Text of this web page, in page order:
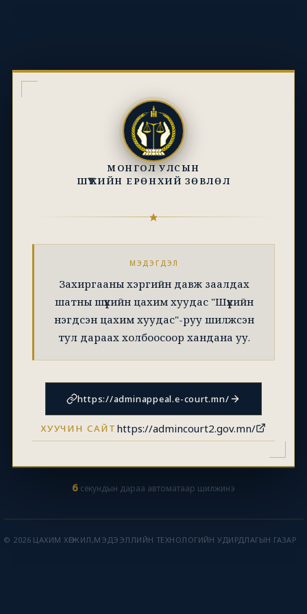
МОНГОЛ УЛСЫН
ШҮҮХИЙН ЕРӨНХИЙ ЗӨВЛӨЛ
МЭДЭГДЭЛ
Захиргааны хэргийн давж заалдах
шатны шүүхийн цахим хуудас "Шүүхийн
нэгдсэн цахим хуудас"-руу шилжсэн
тул дараах холбоосоор хандана уу.
https://adminappeal.e-court.mn/
ХУУЧИН САЙТ https://admincourt2.gov.mn/
6 секундын дараа автоматаар шилжинэ
© 2026 ЦАХИМ ХӨГЖИЛ,МЭДЭЭЛЛИЙН ТЕХНОЛОГИЙН УДИРДЛАГЫН ГАЗАР